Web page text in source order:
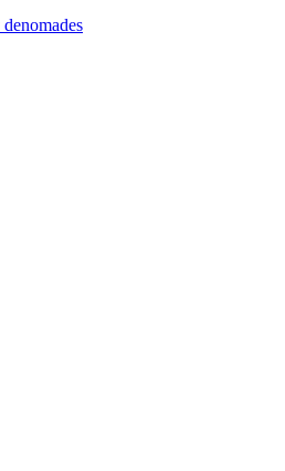
denomades